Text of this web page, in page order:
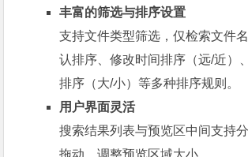
丰富的筛选与排序设置
支持文件类型筛选，仅检索文件
认排序、修改时间排序（远/近）
排序（大/小）等多种排序规则。
用户界面灵活
搜索结果列表与预览区中间支持
拖动，调整预览区域大小。